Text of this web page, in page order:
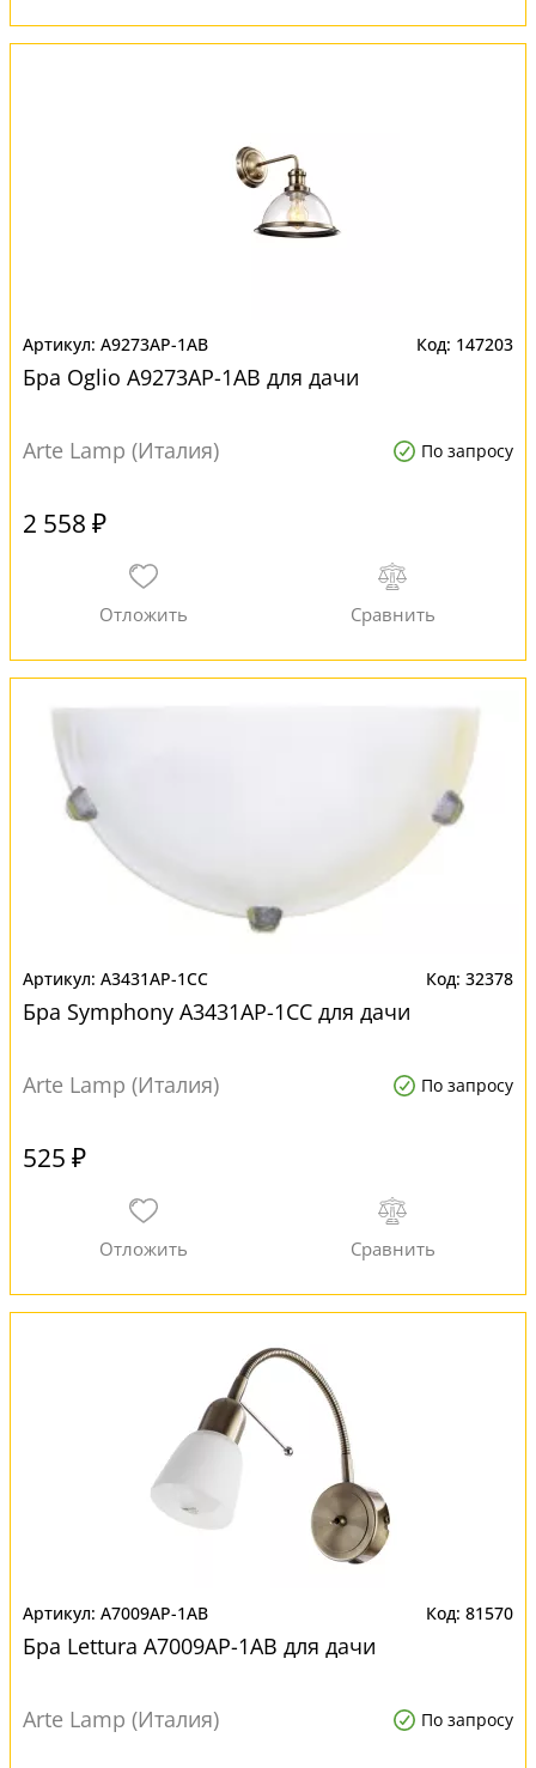
A9273AP-1AB 147203
Бра Oglio A9273AP-1AB для дачи
Arte Lamp (Италия) По запросу
2 558 ₽
A3431AP-1CC 32378
Бра Symphony A3431AP-1CC для дачи
Arte Lamp (Италия) По запросу
525 ₽
A7009AP-1AB 81570
Бра Lettura A7009AP-1AB для дачи
Arte Lamp (Италия) По запросу